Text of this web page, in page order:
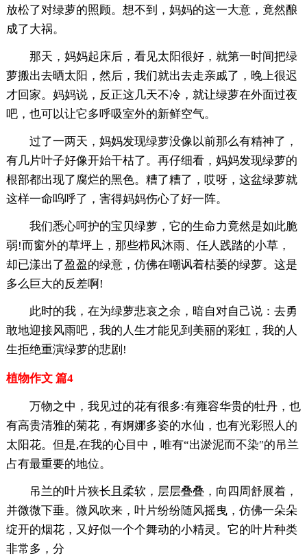
放松了对绿萝的照顾。想不到，妈妈的这一大意，竟然酿
成了大祸。
那天，妈妈起床后，看见太阳很好，就第一时间把绿
萝搬出去晒太阳，然后，我们就出去走亲戚了，晚上很迟
才回家。妈妈说，反正这几天不冷，就让绿萝在外面过夜
吧，也可以让它多呼吸室外的新鲜空气。
过了一两天，妈妈发现绿萝没像以前那么有精神了，
有几片叶子好像开始干枯了。再仔细看，妈妈发现绿萝的
根部都出现了腐烂的黑色。糟了糟了，哎呀，这盆绿萝就
这样一命呜呼了，害得妈妈伤心了好一阵。
我们悉心呵护的宝贝绿萝，它的生命力竟然是如此脆
弱!而窗外的草坪上，那些栉风沐雨、任人践踏的小草，
却已漾出了盈盈的绿意，仿佛在嘲讽着枯萎的绿萝。这是
多么巨大的反差啊!
此时的我，在为绿萝悲哀之余，暗自对自己说：去勇
敢地迎接风雨吧，我的人生才能见到美丽的彩虹，我的人
生拒绝重演绿萝的悲剧!
植物作文 篇4
万物之中，我见过的花有很多:有雍容华贵的牡丹，也
有高贵清雅的菊花，有婀娜多姿的水仙，也有光彩照人的
太阳花。但是,在我的心目中，唯有“出淤泥而不染″的吊兰
占有最重要的地位。
吊兰的叶片狭长且柔软，层层叠叠，向四周舒展着，
并微微下垂。微风吹来，叶片纷纷随风摇曳，仿佛一朵朵
绽开的烟花，又好似一个个舞动的小精灵。它的叶片种类
非常多，分